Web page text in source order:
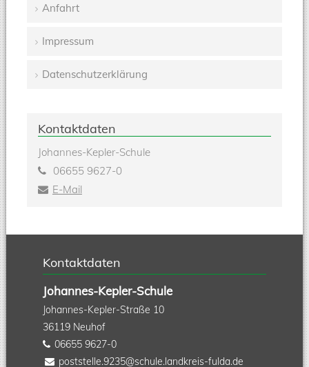
Anfahrt
Impressum
Datenschutzerklärung
Kontaktdaten
Johannes-Kepler-Schule
06655 9627-0
E-Mail
Kontaktdaten
Johannes-Kepler-Schule
Johannes-Kepler-Straße 10
36119 Neuhof
06655 9627-0
poststelle.9235@schule.landkreis-fulda.de